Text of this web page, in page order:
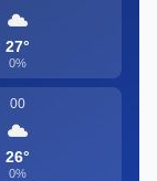
27°
0%
00
26°
0%